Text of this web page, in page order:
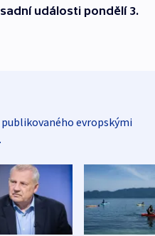
události pondělí 3.
publikovaného evropskými